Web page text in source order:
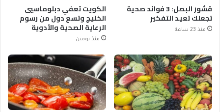
قشور البصل: 3 فوائد صحية
تجعلك تعيد التفكير
منذ 23 ساعة
الكويت تعفي دبلوماسيي
الخليج وتسع دول من رسوم
الرعاية الصحية والأدوية
منذ يومين